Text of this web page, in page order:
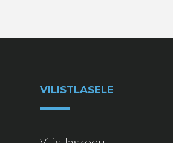
VILISTLASELE